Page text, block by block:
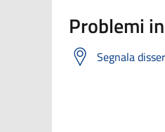
Problemi
Segnala